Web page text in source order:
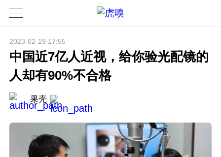
2023-02-19 17:55
中国近7亿人近视，给你验光配镜的
人却有90%不合格
果壳